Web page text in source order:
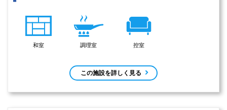
和室 調理室 控室
この施設を詳しく見る